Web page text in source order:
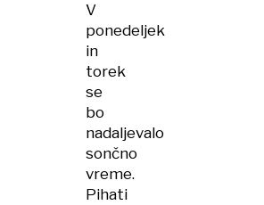
V
ponedeljek
in
torek
se
bo
nadaljevalo
sončno
vreme.
Pihati